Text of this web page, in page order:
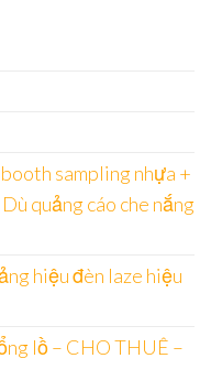
sampling nhựa +
quảng cáo che nắng
hiệu đèn laze hiệu
lồ – CHO THUÊ –